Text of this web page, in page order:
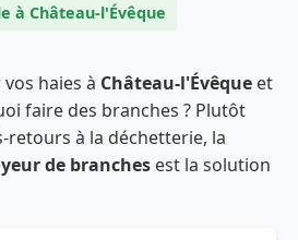
à Château-l'Évêque
haies à Château-l'Évêque et
faire des branches ? Plutôt
retours à la déchetterie, la
de branches est la solution